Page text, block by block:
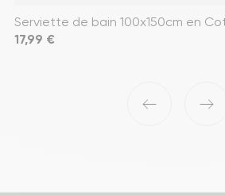
Serviette de bain 100x150cm en
Prix
17,99 €
‹ ›